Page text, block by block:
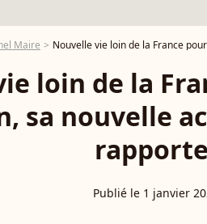
Maire Nouvelle vie loin de la France
loin de la
sa nouvelle
Publié le 1 janvier